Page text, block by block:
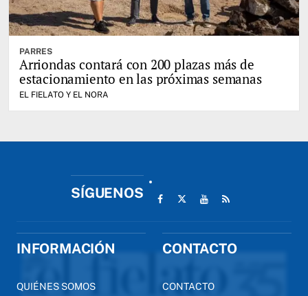
PARRES
Arriondas contará con 200 plazas más de
estacionamiento en las próximas semanas
EL FIELATO Y EL NORA
SÍGUENOS
INFORMACIÓN
QUIÉNES SOMOS
CONTACTO
CONTACTO